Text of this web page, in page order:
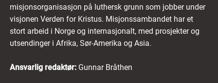
misjonsorganisasjon på luthersk grunn som jobber under
visjonen Verden for Kristus. Misjonssambandet har et
stort arbeid i Norge og internasjonalt, med prosjekter og
utsendinger i Afrika, Sør-Amerika og Asia.
Ansvarlig redaktør: Gunnar Bråthen